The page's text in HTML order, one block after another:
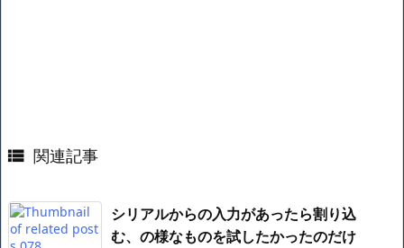
 関連記事
シリアルからの入力があったら割り込
む、の様なものを試したかったのだけ